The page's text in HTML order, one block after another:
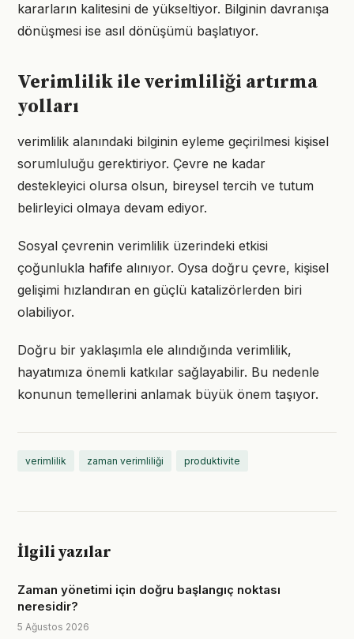
kararların kalitesini de yükseltiyor. Bilginin davranışa
dönüşmesi ise asıl dönüşümü başlatıyor.
Verimlilik ile verimliliği artırma
yolları
verimlilik alanındaki bilginin eyleme geçirilmesi kişisel
sorumluluğu gerektiriyor. Çevre ne kadar
destekleyici olursa olsun, bireysel tercih ve tutum
belirleyici olmaya devam ediyor.
Sosyal çevrenin verimlilik üzerindeki etkisi
çoğunlukla hafife alınıyor. Oysa doğru çevre, kişisel
gelişimi hızlandıran en güçlü katalizörlerden biri
olabiliyor.
Doğru bir yaklaşımla ele alındığında verimlilik,
hayatımıza önemli katkılar sağlayabilir. Bu nedenle
konunun temellerini anlamak büyük önem taşıyor.
verimlilik zaman verimliliği produktivite
İlgili yazılar
Zaman yönetimi için doğru başlangıç noktası
neresidir?
5 Ağustos 2026